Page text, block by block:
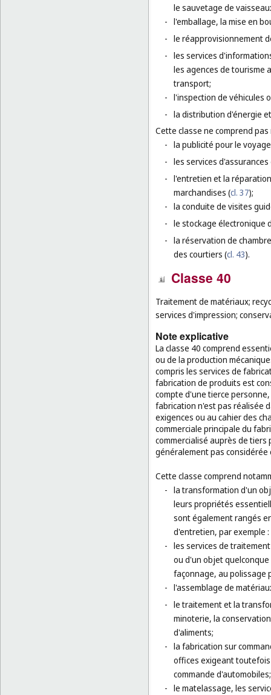
le sauvetage de
- l'emballage, la mise en
- le réapprovisionnement
- les services
les agences de tourisme
transport;
- l'inspection de véhicules
- la distribution d'énergie
Cette classe ne comprend
- la publicité pour le
- les services
- l'entretien et la
marchandises (cl. 37);
- la conduite de visites
- le stockage électronique
- la réservation de
des courtiers (cl. 43).
Classe 40
Traitement de matériaux;
services d'impression;
Note explicative
La classe 40 comprend
ou de la production
compris les services de
fabrication de produits est
compte d'une tierce
fabrication n'est pas réalisée
exigences ou au cahier des
commerciale principale du
commercialisé auprès de
généralement pas considérée
Cette classe comprend
- la transformation d'un
leurs propriétés
sont également rangés
d'entretien, par exemple
- les services de
ou d'un objet
façonnage, au polissage
- l'assemblage de
- le traitement et la
minoterie, la
d'aliments;
- la fabrication sur
offices exigeant
commande d'automobiles;
- le matelassage, les